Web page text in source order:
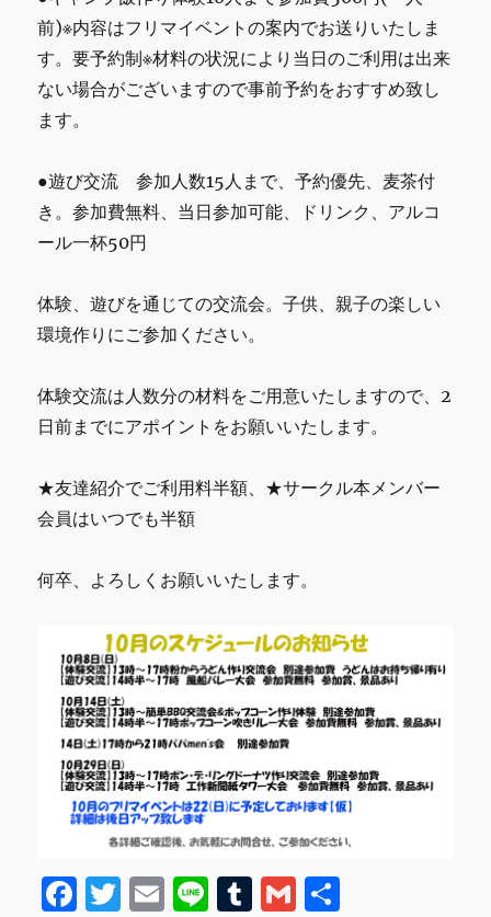
前)※内容はフリマイベントの案内でお送りいたしま
す。要予約制※材料の状況により当日のご利用は出来
ない場合がございますので事前予約をおすすめ致し
ます。
●遊び交流 参加人数15人まで、予約優先、麦茶付
き。参加費無料、当日参加可能、ドリンク、アルコ
ール一杯50円
体験、遊びを通じての交流会。子供、親子の楽しい
環境作りにご参加ください。
体験交流は人数分の材料をご用意いたしますので、2
日前までにアポイントをお願いいたします。
★友達紹介でご利用料半額、★サークル本メンバー
会員はいつでも半額
何卒、よろしくお願いいたします。
F
T
E
Li T
G